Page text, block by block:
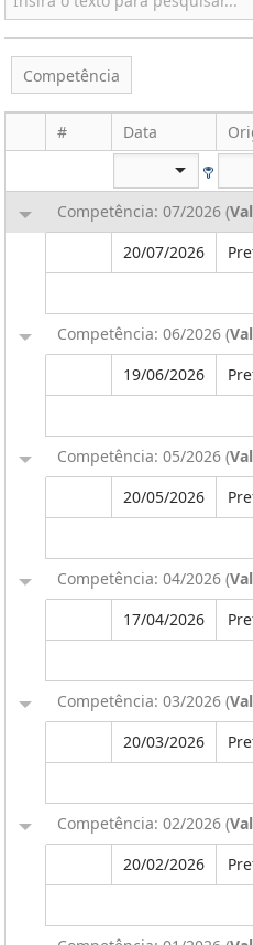
Competência
# Data
Competência: 07/2026 (
20/07/2026
Competência: 06/2026 (
19/06/2026
Competência: 05/2026 (
20/05/2026
Competência: 04/2026 (
17/04/2026
Competência: 03/2026 (
20/03/2026
Competência: 02/2026 (
20/02/2026